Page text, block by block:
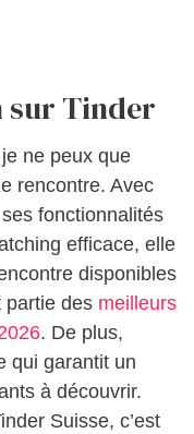
sur Tinder
ne peux que
rencontre. Avec
fonctionnalités
efficace, elle
disponibles
partie des meilleurs
. De plus,
qui garantit un
à découvrir.
Suisse, c’est